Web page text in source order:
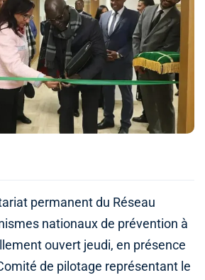
permanent du Réseau
nationaux de prévention à
ouvert jeudi, en présence
de pilotage représentant le